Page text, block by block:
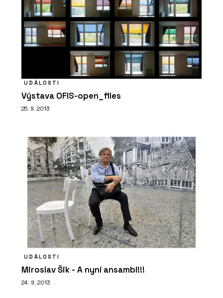
UDÁLOSTI
Výstava OFIS-open_files
25. 9. 2013
UDÁLOSTI
Miroslav Šik - A nyní ansambl!!!
24. 9. 2013